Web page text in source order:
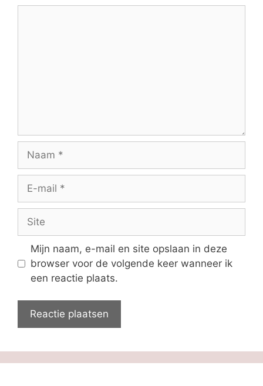
mail
Mijn naam, e-mail en site opslaan in deze
browser voor de volgende keer wanneer ik
een reactie plaats.